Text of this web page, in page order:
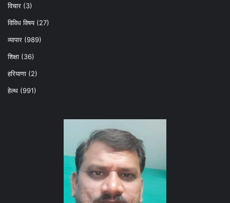
विचार (3)
विविध विषय(27)
व्यापार (989)
शिक्षा (36)
हरियाणा (2)
हेल्‍थ (991)